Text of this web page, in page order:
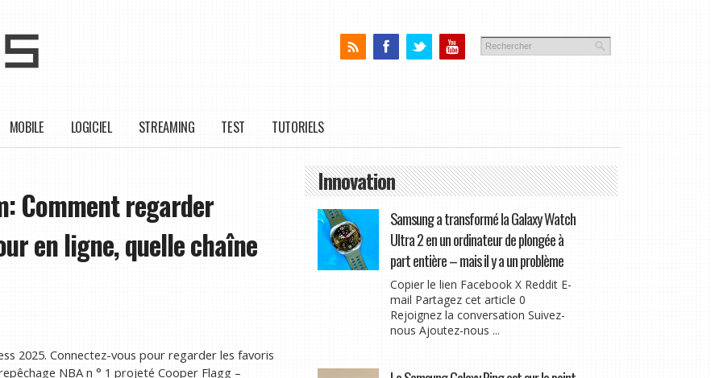
MOBILE LOGICIEL STREAMING TEST TUTORIELS
Comment regarder
en ligne, quelle chaîne
2025. Connectez-vous pour regarder les favoris
NBA n ° 1 projeté Cooper Flagg –
Innovation
Samsung a transformé la Galaxy Watch
Ultra 2 en un ordinateur de plongée à
part entière – mais il y a un problème
Copier le lien Facebook X Reddit E-
mail Partagez cet article 0
Rejoignez la conversation Suivez-
nous Ajoutez-nous ...